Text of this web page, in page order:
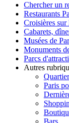
Chercher un
Restaurants
Croisières sur
Cabarets,
Musées de
Monuments
Parcs
Autres
Paris
Bars